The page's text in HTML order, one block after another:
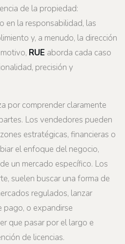
de la propiedad:
en la responsabilidad, las
y, a menudo, la dirección
RUE aborda cada caso
precisión y
por comprender claramente
Los vendedores pueden
estratégicas, financieras o
el enfoque del negocio,
un mercado específico. Los
suelen buscar una forma de
regulados, lanzar
pago, o expandirse
que pasar por el largo e
de licencias.